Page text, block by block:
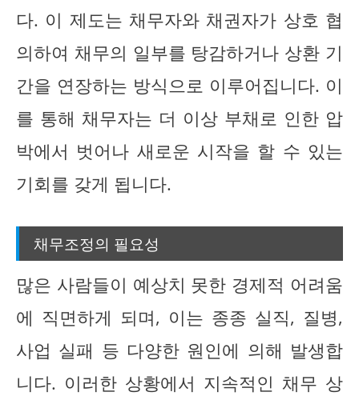
다. 이 제도는 채무자와 채권자가 상호 협
의하여 채무의 일부를 탕감하거나 상환 기
간을 연장하는 방식으로 이루어집니다. 이
를 통해 채무자는 더 이상 부채로 인한 압
박에서 벗어나 새로운 시작을 할 수 있는
기회를 갖게 됩니다.
채무조정의 필요성
많은 사람들이 예상치 못한 경제적 어려움
에 직면하게 되며, 이는 종종 실직, 질병,
사업 실패 등 다양한 원인에 의해 발생합
니다. 이러한 상황에서 지속적인 채무 상